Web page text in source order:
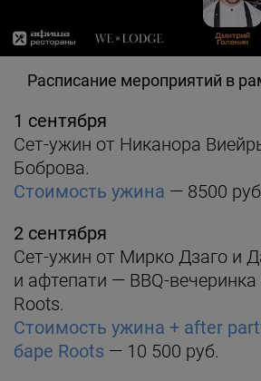
Расписание мероприятий в
1 сентября
Сет-ужин от Никанора
Боброва.
Стоимость ужина — 8500
2 сентября
Сет-ужин от Мирко Дзаго и
и афтепати — BBQ-
Roots.
Стоимость ужина + after
баре Roots — 10 500 руб.